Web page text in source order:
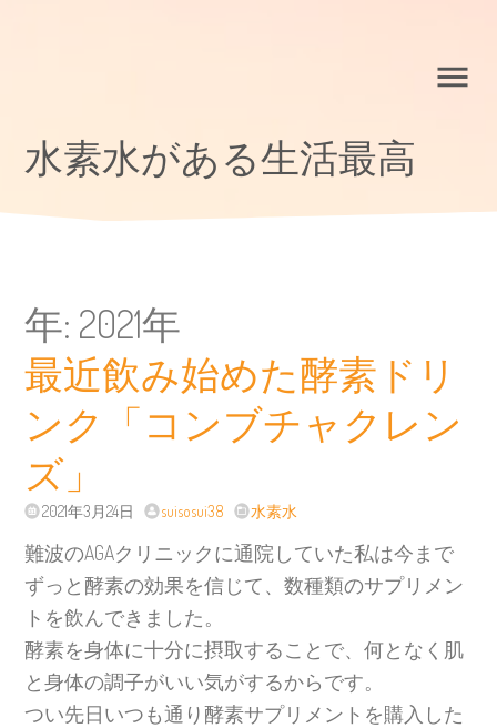
水素水がある生活最高
年: 2021年
最近飲み始めた酵素ドリ
ンク「コンブチャクレン
ズ」
2021年3月24日 suisosui38 水素水
難波のAGAクリニックに通院していた私は今まで
ずっと酵素の効果を信じて、数種類のサプリメン
トを飲んできました。
酵素を身体に十分に摂取することで、何となく肌
と身体の調子がいい気がするからです。
つい先日いつも通り酵素サプリメントを購入した